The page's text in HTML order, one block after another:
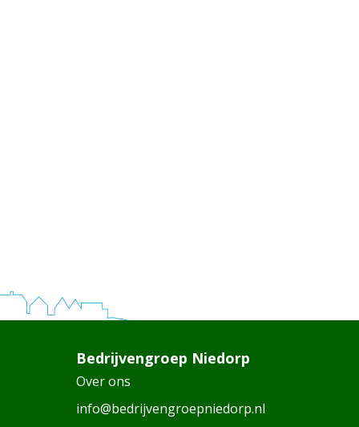
Bedrijvengroep Niedorp
Over ons
info@bedrijvengroepniedorp.nl